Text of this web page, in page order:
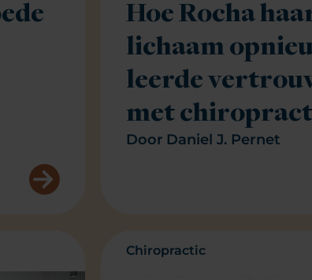
Hoe Rocha
lichaam
leerde
met
Door Daniel J. Pernet
Chiropractic